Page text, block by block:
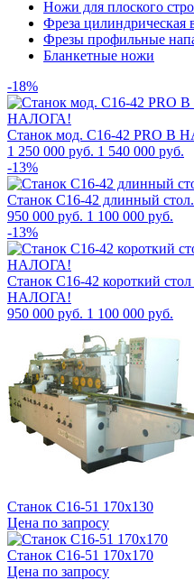
Ножи для плоского
Фреза цилиндрическая
Фрезы профильные
Бланкетные ножи
-18%
Станок мод. С16-42 PRO
1 250 000 руб. 1 540 000 руб.
-13%
Станок С16-42 длинный
950 000 руб. 1 100 000 руб.
-13%
Станок С16-42 короткий
НАЛОГА!
950 000 руб. 1 100 000 руб.
Станок С16-51 170x130
Цена по запросу
Станок С16-51 170х170
Цена по запросу